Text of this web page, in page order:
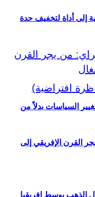
القرن الإفريقي إلى
إلى أداة لتخفيف حدة
السياسات بدلاً من
الذهب بوسط إفريقيا